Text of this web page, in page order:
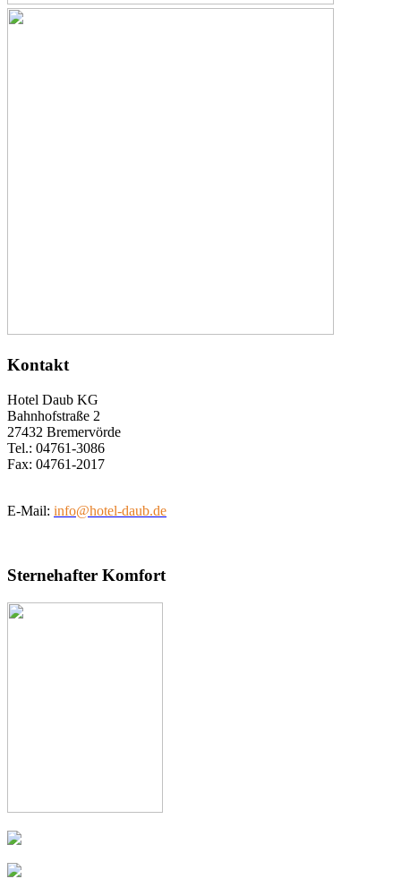
Kontakt
Hotel Daub KG
Bahnhofstraße 2
27432 Bremervörde
Tel.: 04761-3086
Fax: 04761-2017
E-Mail: info@hotel-daub.de
Sternehafter Komfort